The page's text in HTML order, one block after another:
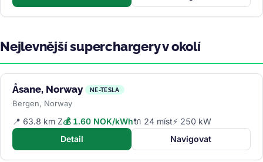
Nejlevnější superchargery v okolí
Åsane, Norway NE-TESLA
Bergen, Norway
📍 63.8 km Z💰 1.60 NOK/kWh🔌 24 míst⚡ 250 kW
Detail
Navigovat